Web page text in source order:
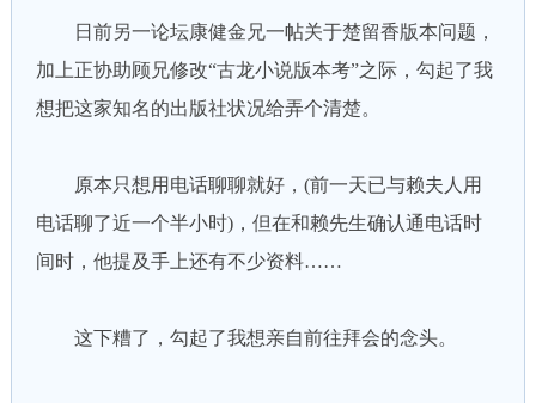
日前另一论坛康健金兄一帖关于楚留香版本问题，
加上正协助顾兄修改“古龙小说版本考”之际，勾起了我
想把这家知名的出版社状况给弄个清楚。
原本只想用电话聊聊就好，(前一天已与赖夫人用
电话聊了近一个半小时)，但在和赖先生确认通电话时
间时，他提及手上还有不少资料……
这下糟了，勾起了我想亲自前往拜会的念头。